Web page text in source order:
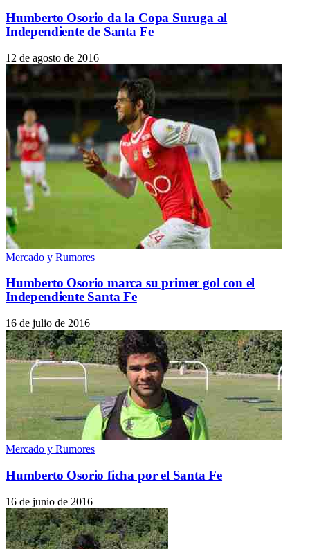
Humberto Osorio da la Copa Suruga al
Independiente de Santa Fe
12 de agosto de 2016
Mercado y Rumores
Humberto Osorio marca su primer gol con el
Independiente Santa Fe
16 de julio de 2016
Mercado y Rumores
Humberto Osorio ficha por el Santa Fe
16 de junio de 2016